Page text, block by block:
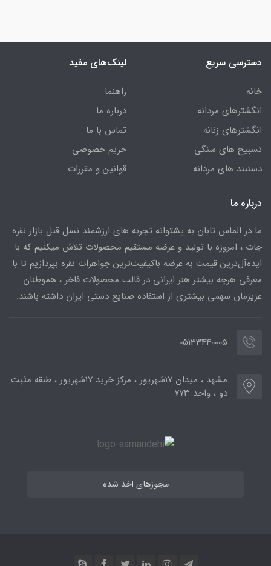
دسترسی سریع
خانه
انگشترهای مردانه
انگشترهای زنانه
تسبیح های سنگی
دستبند های مردانه
لینک‌های مفید
راهنما
درباره ما
تماس با ما
حریم خصوصی
قوانین و مقررات
درباره ما
ما در الماس تابان به پشتوانه تجربه های ارزشمند نسل قبل بازار نقره
جات ، امروزه با تولید و عرضه مستقیم محصولات تلاش میکنیم که با
ایده‌آل‌ترین قیمت به عرضه باکیفیت‌ترین جواهرات نقره بپردازیم تا با
معرفی هرچه بیشتر هنر ایرانی در قالب محصولات فاخر ، هموطنان
عزیزمان سهمی بیشتری از استفاده صنایع دستی ایران داشته باشند.
05133440005
مشهد ، میدان ۱۷شهریور ، مرکز خرید ۱۷شهریور ، طبقه مثبت
دو ، واحد ۷۷۳
مجوزهای اخذ شده